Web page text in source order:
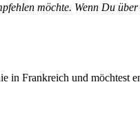
möchte. Wenn Du
in Frankreich und möchtest